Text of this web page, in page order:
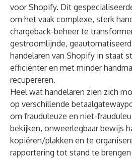
voor Shopify. Dit
om het vaak complexe, sterk
chargeback-beheer te
gestroomlijnde,
handelaren van Shopify in staat
efficiënter en met minder
recupereren.
Heel wat handelaren zien zich
op verschillende
om frauduleuze en niet-
bekijken, onweerlegbaar bewijs
kopiëren/plakken en te
rapportering tot stand te